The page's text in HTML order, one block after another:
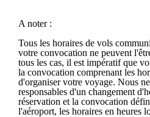
A noter :
Tous les horaires de vols
votre convocation ne peuvent
tous les cas, il est impératif que
la convocation comprenant les
d'organiser votre voyage. Nous
responsables d'un changement
réservation et la convocation
l'aéroport, les horaires en heures